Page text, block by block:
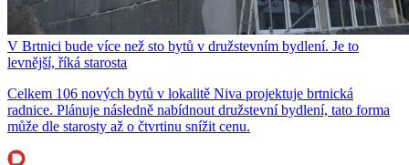
V Brtnici bude více než sto bytů v družstevním bydlení. Je to
levnější, říká starosta
Celkem 106 nových bytů v lokalitě Niva projektuje brtnická
radnice. Plánuje následně nabídnout družstevní bydlení, tato forma
může dle starosty až o čtvrtinu snížit cenu.